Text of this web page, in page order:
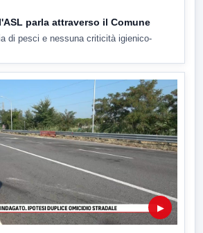
parla attraverso il Comune
di pesci e nessuna criticità igienico-
▶